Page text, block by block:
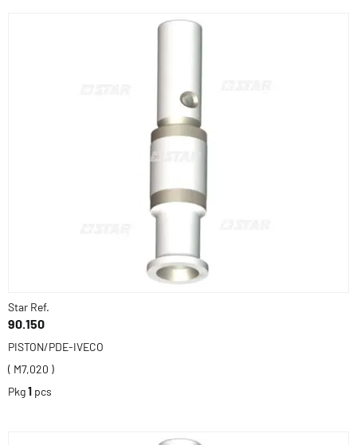
Star Ref.
90.150
PISTON/PDE-IVECO
( M7,020 )
Pkg1 pcs